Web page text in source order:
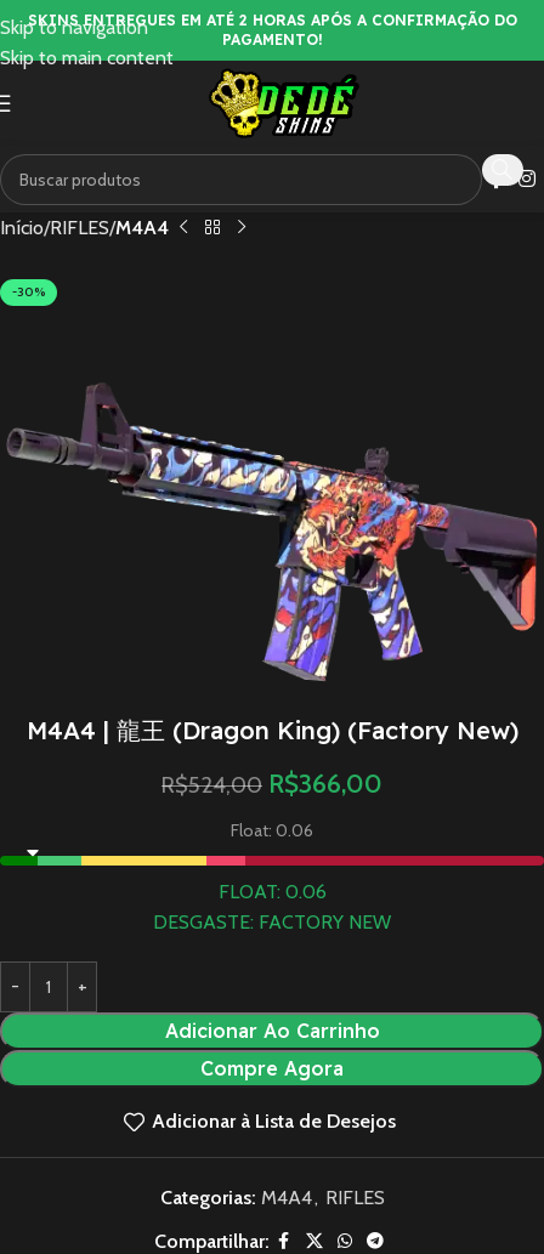
Skip to navigation
Skip to main content
SKINS ENTREGUES EM ATÉ 2 HORAS APÓS A CONFIRMAÇÃO DO
PAGAMENTO!
Início RIFLES M4A4
-30%
M4A4 | 龍王 (Dragon King) (Factory New)
R$524,00 R$366,00
Float: 0.06
FLOAT: 0.06
DESGASTE: FACTORY NEW
Adicionar Ao Carrinho
Compre Agora
Adicionar à Lista de Desejos
Categorias: M4A4, RIFLES
Compartilhar: